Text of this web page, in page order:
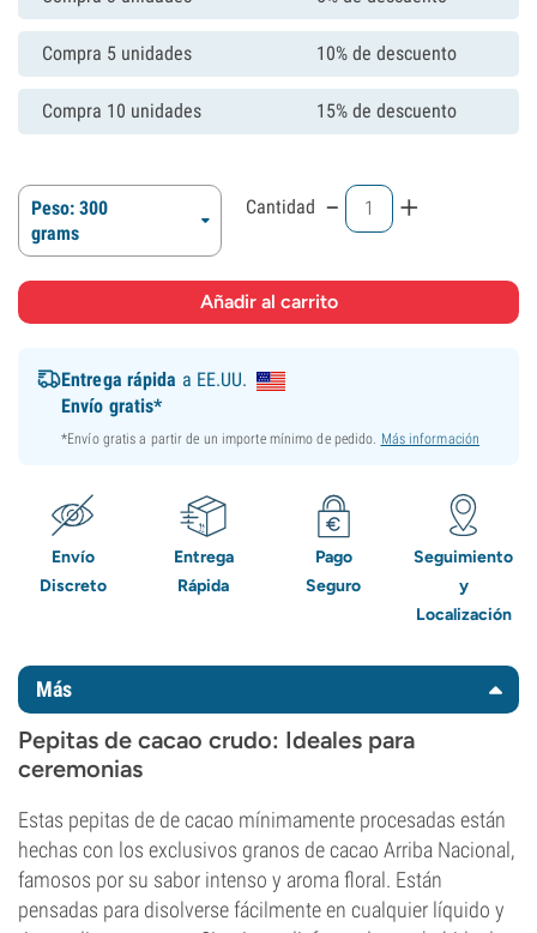
Compra 5 unidades 10% de descuento
Compra 10 unidades 15% de descuento
Peso: 300
grams
Cantidad - +
Entrega rápida a EE.UU.
Envío gratis*
*Envío gratis a partir de un importe mínimo de pedido. Más información
Envío
Discreto
Entrega
Rápida
Pago
Seguro
Seguimiento
y
Localización
Más
Pepitas de cacao crudo: Ideales para
ceremonias
Estas pepitas de de cacao mínimamente procesadas están
hechas con los exclusivos granos de cacao Arriba Nacional,
famosos por su sabor intenso y aroma floral. Están
pensadas para disolverse fácilmente en cualquier líquido y